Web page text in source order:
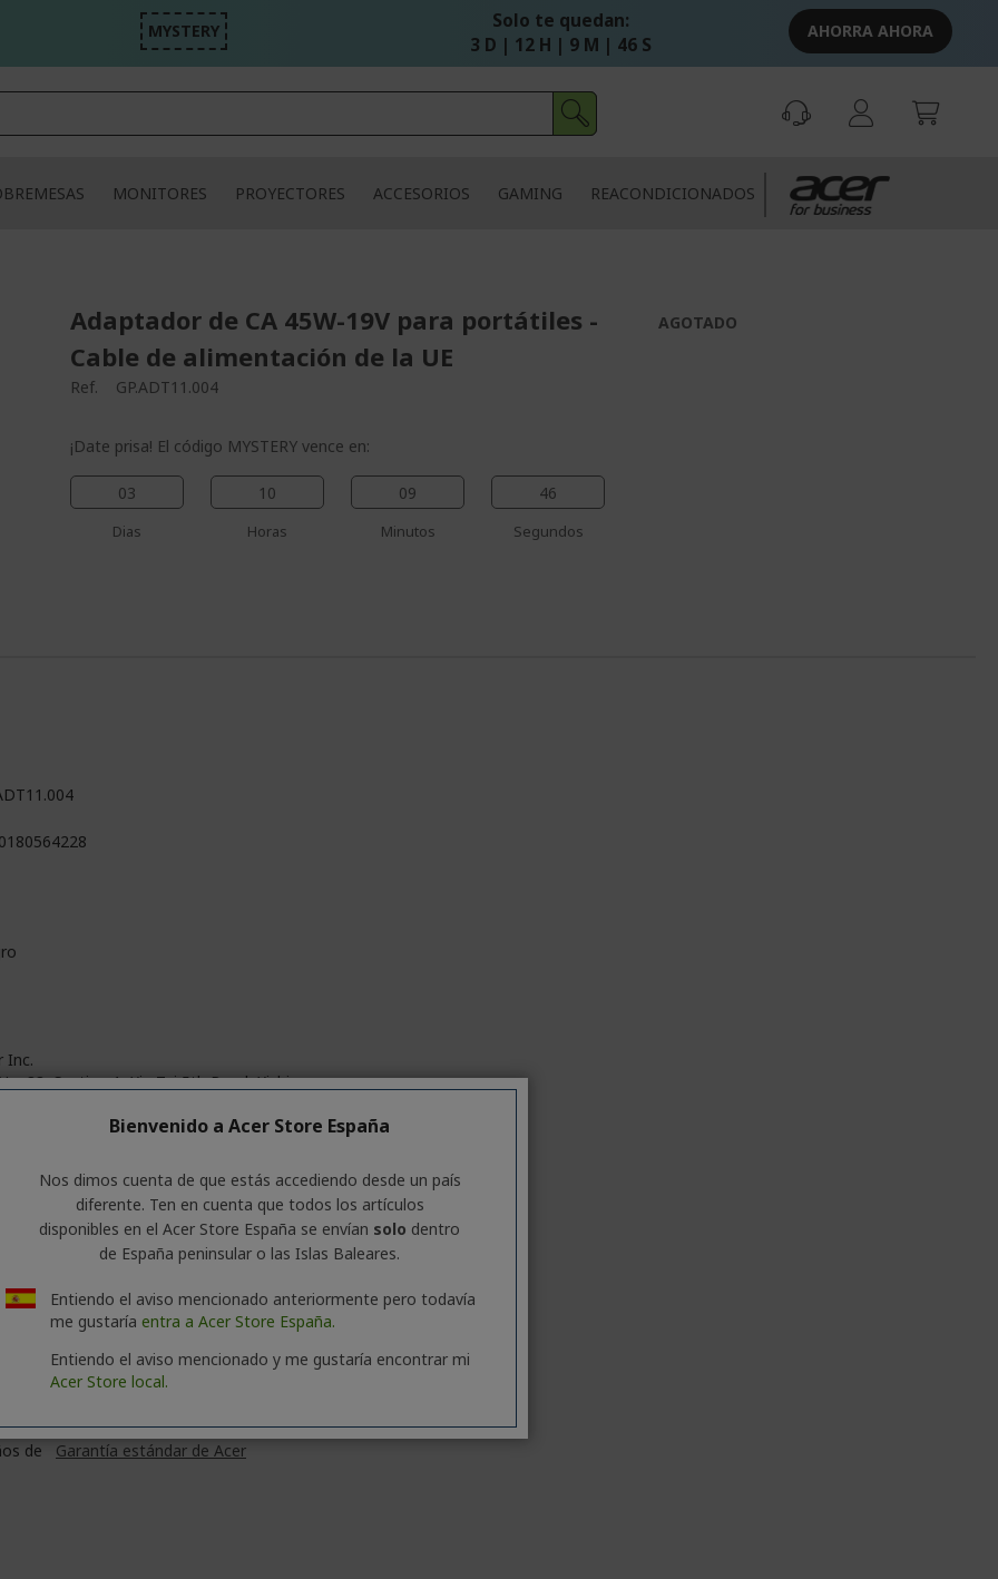
MYSTERY
Solo te quedan:
3 D | 12 H | 9 M | 45 S
AHORRA AHORA
MONITORES PROYECTORES ACCESORIOS GAMING REACONDICIONADOS
Adaptador de CA 45W-19V para portátiles -
Cable de alimentación de la UE
Ref. GP.ADT11.004
¡Date prisa! El código MYSTERY vence en:
03
Dias
10
Horas
09
Minutos
46
Segundos
AGOTADO
Inc.
88, Section 1, Xin Tai 5th Road, Xizhi
delle Industrie 1/A, 20044 Arese (MI), Italy
www.acer.com/it-it
acer-italy-srl@legalmail.it
AQUÍ
disponibleAQUÍ
eléctricos: disponible AQUÍ
eléctricas: disponible
de Garantía estándar de Acer
Bienvenido a Acer Store España
Nos dimos cuenta de que estás accediendo desde un país
diferente. Ten en cuenta que todos los artículos
disponibles en el Acer Store España se envían solo dentro
de España peninsular o las Islas Baleares.
Entiendo el aviso mencionado anteriormente pero todavía
me gustaría entra a Acer Store España.
Entiendo el aviso mencionado y me gustaría encontrar mi
Acer Store local.